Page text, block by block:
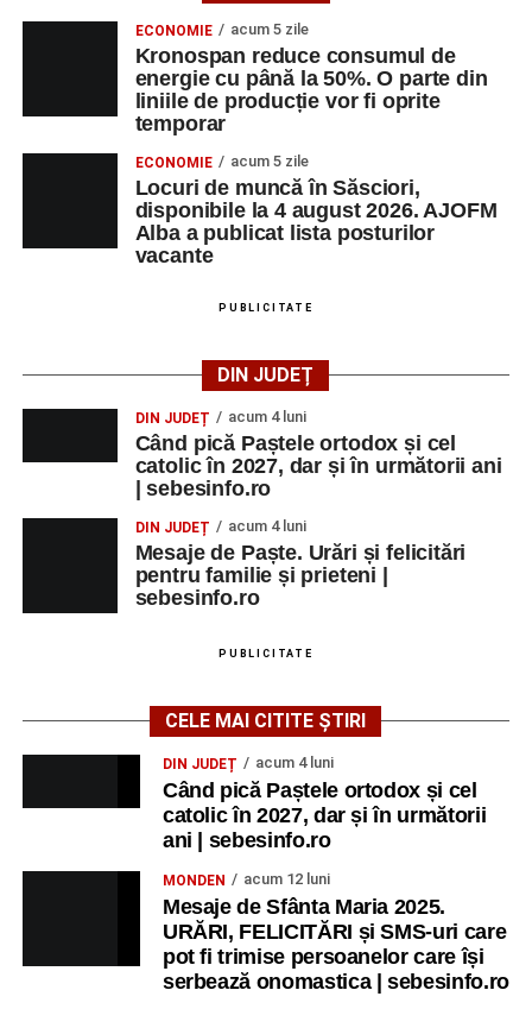
ECONOMIE acum 5 zile
Kronospan reduce consumul de
energie cu până la 50%. O parte din
liniile de producție vor fi oprite
temporar
ECONOMIE acum 5 zile
Locuri de muncă în Săsciori,
disponibile la 4 august 2026. AJOFM
Alba a publicat lista posturilor
vacante
PUBLICITATE
DIN JUDEȚ
DIN JUDEȚ acum 4 luni
Când pică Paștele ortodox și cel
catolic în 2027, dar și în următorii ani
| sebesinfo.ro
DIN JUDEȚ acum 4 luni
Mesaje de Paște. Urări și felicitări
pentru familie și prieteni |
sebesinfo.ro
PUBLICITATE
CELE MAI CITITE ȘTIRI
DIN JUDEȚ acum 4 luni
Când pică Paștele ortodox și cel
catolic în 2027, dar și în următorii
ani | sebesinfo.ro
MONDEN acum 12 luni
Mesaje de Sfânta Maria 2025.
URĂRI, FELICITĂRI și SMS-uri care
pot fi trimise persoanelor care își
serbează onomastica | sebesinfo.ro